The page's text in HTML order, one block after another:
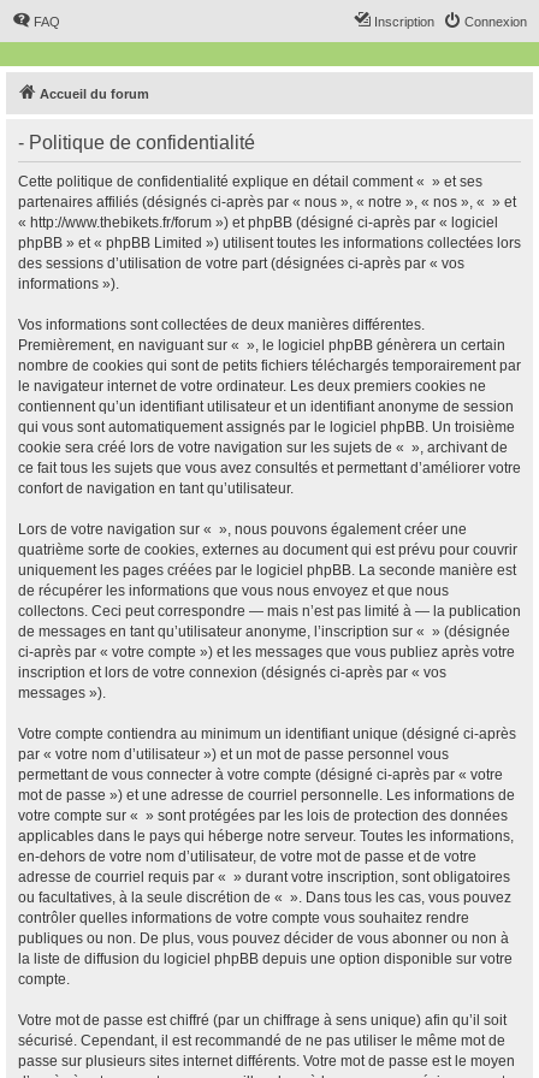
FAQ Connexion
Inscription
Accueil du forum
- Politique de confidentialité
Cette politique de confidentialité explique en détail comment « » et ses
partenaires affiliés (désignés ci-après par « nous », « notre », « nos », « » et
« http://www.thebikets.fr/forum ») et phpBB (désigné ci-après par « logiciel
phpBB » et « phpBB Limited ») utilisent toutes les informations collectées lors
des sessions d’utilisation de votre part (désignées ci-après par « vos
informations »).
Vos informations sont collectées de deux manières différentes.
Premièrement, en naviguant sur « », le logiciel phpBB génèrera un certain
nombre de cookies qui sont de petits fichiers téléchargés temporairement par
le navigateur internet de votre ordinateur. Les deux premiers cookies ne
contiennent qu’un identifiant utilisateur et un identifiant anonyme de session
qui vous sont automatiquement assignés par le logiciel phpBB. Un troisième
cookie sera créé lors de votre navigation sur les sujets de « », archivant de
ce fait tous les sujets que vous avez consultés et permettant d’améliorer votre
confort de navigation en tant qu’utilisateur.
Lors de votre navigation sur « », nous pouvons également créer une
quatrième sorte de cookies, externes au document qui est prévu pour couvrir
uniquement les pages créées par le logiciel phpBB. La seconde manière est
de récupérer les informations que vous nous envoyez et que nous
collectons. Ceci peut correspondre — mais n’est pas limité à — la publication
de messages en tant qu’utilisateur anonyme, l’inscription sur « » (désignée
ci-après par « votre compte ») et les messages que vous publiez après votre
inscription et lors de votre connexion (désignés ci-après par « vos
messages »).
Votre compte contiendra au minimum un identifiant unique (désigné ci-après
par « votre nom d’utilisateur ») et un mot de passe personnel vous
permettant de vous connecter à votre compte (désigné ci-après par « votre
mot de passe ») et une adresse de courriel personnelle. Les informations de
votre compte sur « » sont protégées par les lois de protection des données
applicables dans le pays qui héberge notre serveur. Toutes les informations,
en-dehors de votre nom d’utilisateur, de votre mot de passe et de votre
adresse de courriel requis par « » durant votre inscription, sont obligatoires
ou facultatives, à la seule discrétion de « ». Dans tous les cas, vous pouvez
contrôler quelles informations de votre compte vous souhaitez rendre
publiques ou non. De plus, vous pouvez décider de vous abonner ou non à
la liste de diffusion du logiciel phpBB depuis une option disponible sur votre
compte.
Votre mot de passe est chiffré (par un chiffrage à sens unique) afin qu’il soit
sécurisé. Cependant, il est recommandé de ne pas utiliser le même mot de
passe sur plusieurs sites internet différents. Votre mot de passe est le moyen